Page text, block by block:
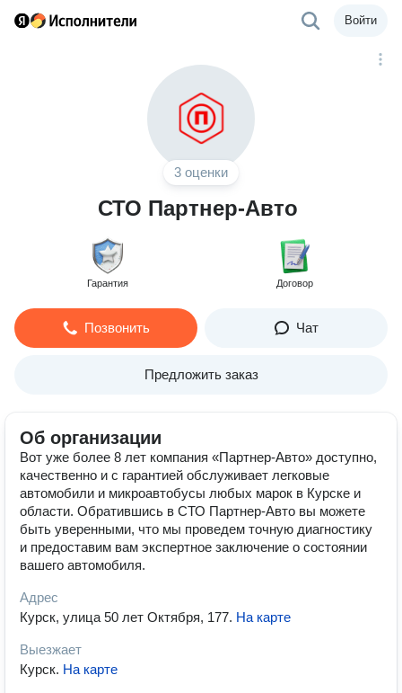
Войти
3 оценки
СТО Партнер-Авто
Гарантия Договор
Позвонить Чат
Предложить заказ
Об организации
Вот уже более 8 лет компания «Партнер-Авто» доступно,
качественно и с гарантией обслуживает легковые
автомобили и микроавтобусы любых марок в Курске и
области. Обратившись в СТО Партнер-Авто вы можете
быть уверенными, что мы проведем точную диагностику
и предоставим вам экспертное заключение о состоянии
вашего автомобиля.
Адрес
Курск, улица 50 лет Октября, 177. На карте
Выезжает
Курск. На карте